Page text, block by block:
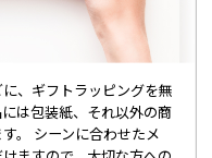
、ギフトラッピングを無
は包装紙、それ以外の商
。 シーンに合わせたメ